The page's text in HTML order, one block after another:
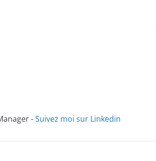
-Suivez moi sur Linkedin